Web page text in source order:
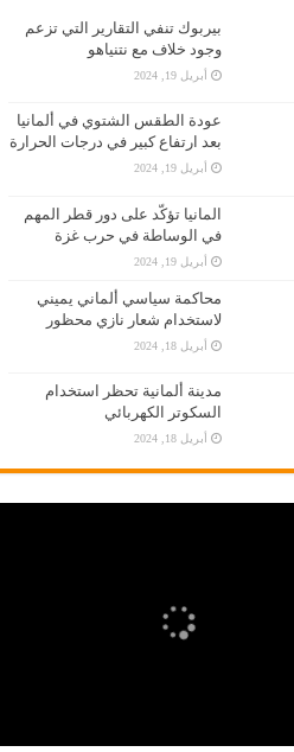
بيربوك تنفي التقارير التي تزعم
وجود خلاف مع نتنياهو
أبريل 19, 2024
عودة الطقس الشتوي في ألمانيا
بعد ارتفاع كبير في درجات الحرارة
أبريل 19, 2024
المانيا تؤكّد على دور قطر المهم
في الوساطة في حرب غزة
أبريل 19, 2024
محاكمة سياسي ألماني يميني
لاستخدام شعار نازي محظور
أبريل 18, 2024
مدينة ألمانية تحظر استخدام
السكوتر الكهربائي
أبريل 18, 2024